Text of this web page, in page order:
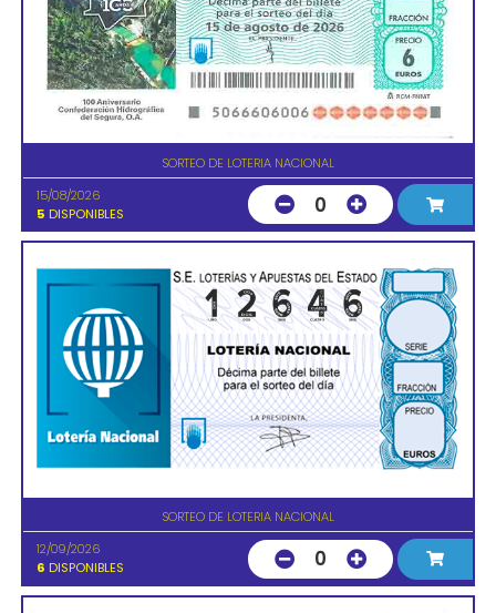
SORTEO DE LOTERIA NACIONAL
15/08/2026
5 DISPONIBLES 0
SORTEO DE LOTERIA NACIONAL
12/09/2026
6 DISPONIBLES 0